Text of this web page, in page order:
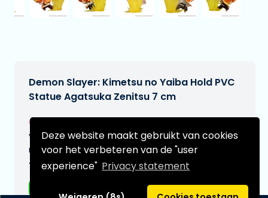
Deze website maakt gebruikt van cookies
voor het verbeteren van de "user
experience" Privacy statement
Demon Slayer: Kimetsu no Yaiba Hold PVC
Statue Agatsuka Zenitsu 7 cm
€19,95
Verwachtte leverdatum:
n.v.t.
Type: